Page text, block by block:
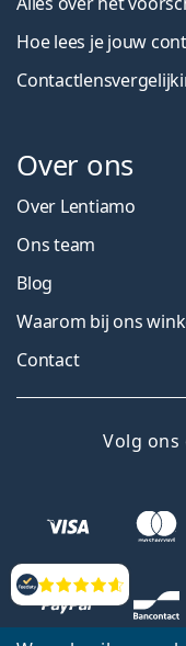
Beoordelingen
Hoe lees je jouw
Over ons
Over Lentiamo
Ons team
Blog
Waarom bij ons
Contact
Volg ons